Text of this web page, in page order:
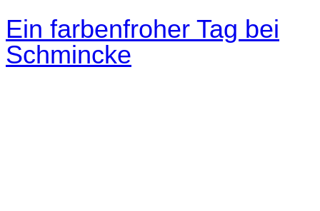
Ein farbenfroher Tag bei
Schmincke